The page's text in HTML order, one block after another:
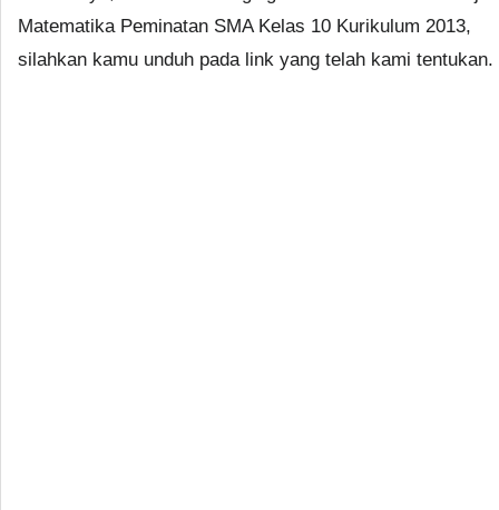
Matematika Peminatan SMA Kelas 10 Kurikulum 2013,
silahkan kamu unduh pada link yang telah kami tentukan.